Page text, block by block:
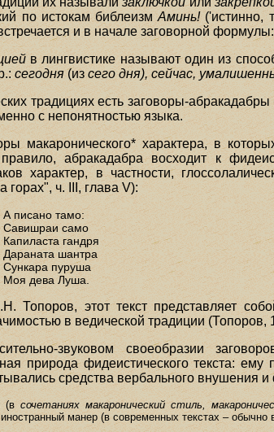
по истокам библеизмАминь!('истинно,
и в начале заговорной
в лингвистике называют один из
сегодня(изсего дня), сейчас,
традициях есть заговоры-
с непонятностью языка.
макаронического* характера, в
абракадабра восходит к
характер, в частности,
горах", ч. III, глава V):
А писано тамо:
Савишраи само
Капиласта гандря
Дараната шантра
Сункара пуруша
Моя дева Луша.
Топоров, этот текст представляет
в ведической традиции (Топоров,
звуковом своеобразии
природа фидеистического текста: ему
средства вербального внушения
(всочетаниях макаронический стиль,
манер (в современных текстах – обычно